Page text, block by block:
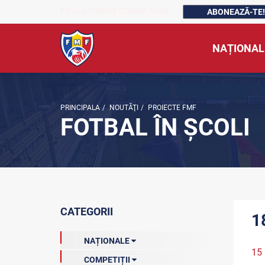
ABONEAZĂ-TE!
PRINCIPALA / NOUTĂŢI / PROIECTE FMF
FOTBAL ÎN ȘCOLI
CATEGORII
NAȚIONALE
COMPETIȚII
15